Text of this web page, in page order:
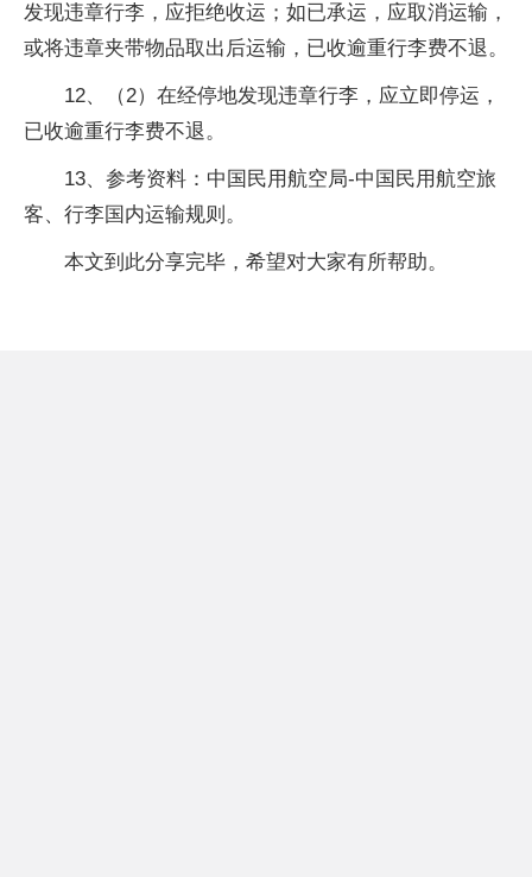
发现违章行李，应拒绝收运；如已承运，应取消运输，
或将违章夹带物品取出后运输，已收逾重行李费不退。
12、（2）在经停地发现违章行李，应立即停运，
已收逾重行李费不退。
13、参考资料：中国民用航空局-中国民用航空旅
客、行李国内运输规则。
本文到此分享完毕，希望对大家有所帮助。